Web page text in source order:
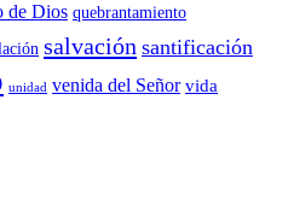
de Dios quebrantamiento
salvación santificación
unidad venida del Señor vida